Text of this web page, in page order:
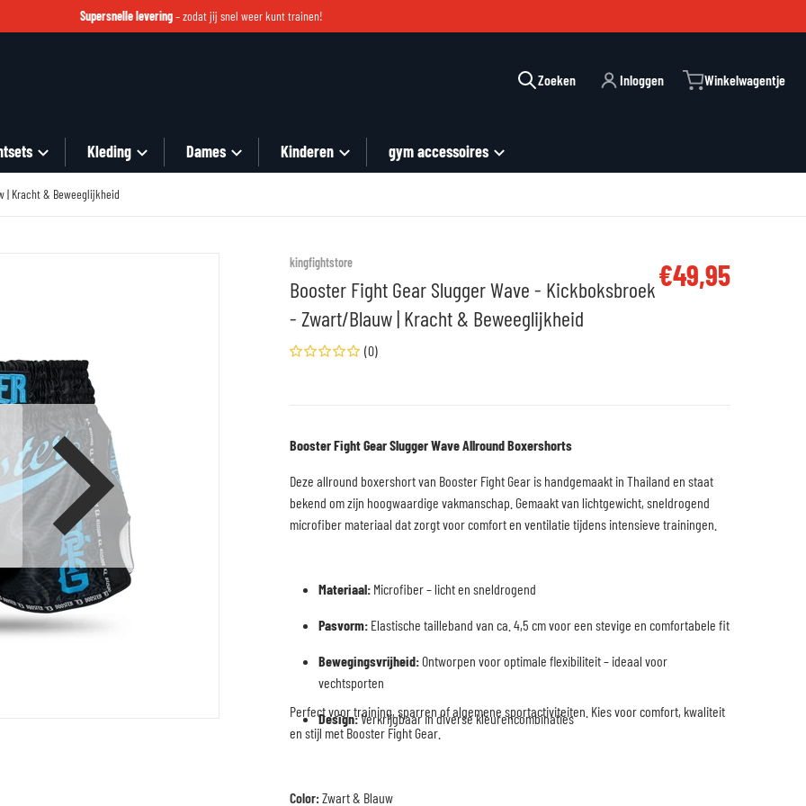
Supersnelle levering– zodat jij snel weer kunt trainen!
Zoeken Inloggen Winkelwagentje
Kleding Dames Kinderen gym accessoires
| Kracht & Beweeglijkheid
media 1 in galerijweergave
files/wave-3.jpg
Open media 2 in galerijweergave
files/wave-4.jpg
kingfightstore
Booster Fight Gear Slugger Wave - Kickboksbroek
- Zwart/Blauw | Kracht & Beweeglijkheid
(0)
Reguliere prijs
€49,95
Booster Fight Gear Slugger Wave Allround Boxershorts
Deze allround boxershort van Booster Fight Gear is handgemaakt in Thailand en staat
bekend om zijn hoogwaardige vakmanschap. Gemaakt van lichtgewicht, sneldrogend
microfiber materiaal dat zorgt voor comfort en ventilatie tijdens intensieve trainingen.
Materiaal: Microfiber – licht en sneldrogend
Pasvorm: Elastische tailleband van ca. 4,5 cm voor een stevige en comfortabele fit
Bewegingsvrijheid:Ontworpen voor optimale flexibiliteit – ideaal voor
vechtsporten
Design:Verkrijgbaar in diverse kleurencombinaties
Perfect voor training, sparren of algemene sportactiviteiten. Kies voor comfort, kwaliteit
en stijl met Booster Fight Gear.
Color:Zwart & Blauw